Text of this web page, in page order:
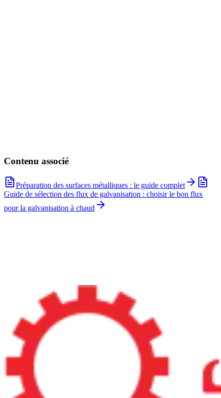
Contenu associé
Préparation des surfaces métalliques : le guide complet
Guide de sélection des flux de galvanisation : choisir le bon flux
pour la galvanisation à chaud